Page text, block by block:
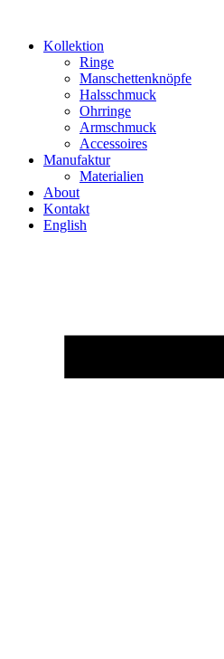
springenKollektion
Ringe
Manschettenknöpfe
Halsschmuck
Ohrringe
Armschmuck
Accessoires
Manufaktur
Materialien
About
Kontakt
English